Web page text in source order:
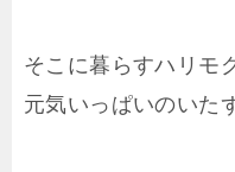
そこに暮らすハリモ
元気いっぱいのいた